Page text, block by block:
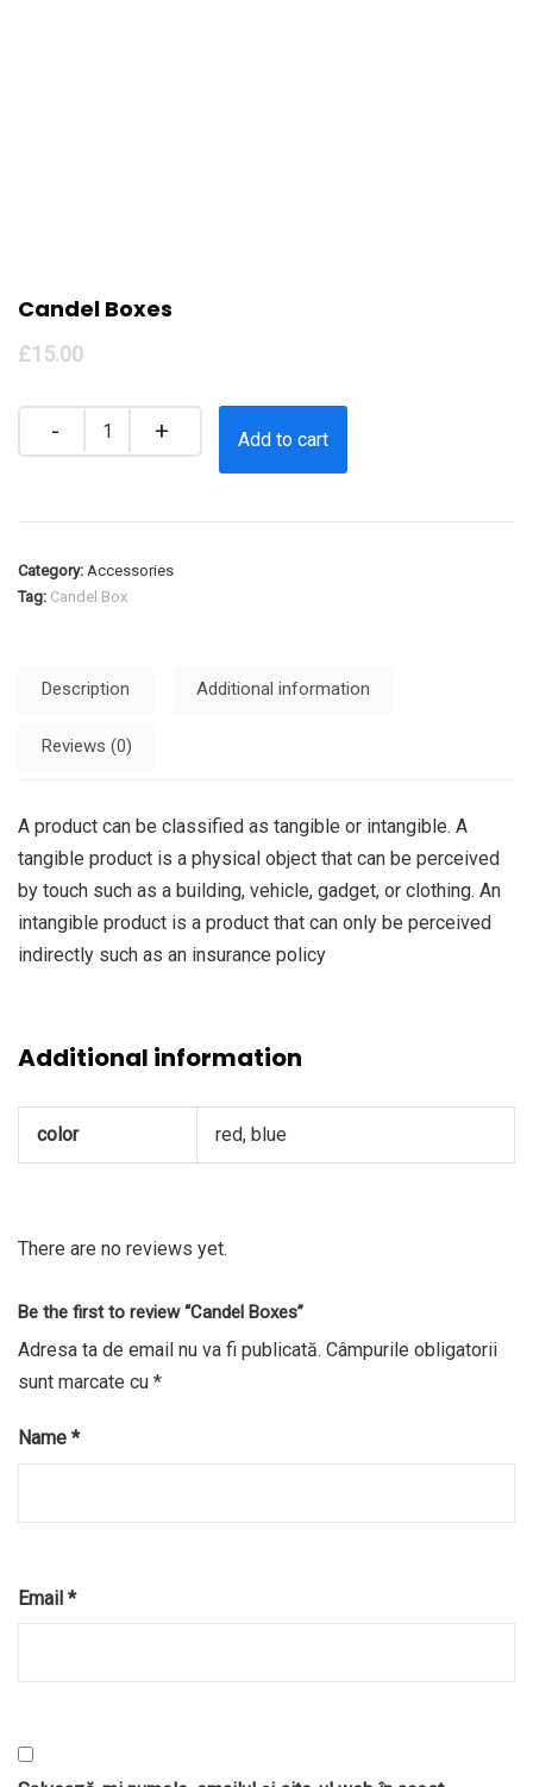
Candel Boxes
£15.00
Add to cart
Category: Accessories
Tag: Candel Box
Description Additional information
Reviews (0)
A product can be classified as tangible or intangible. A
tangible product is a physical object that can be perceived
by touch such as a building, vehicle, gadget, or clothing. An
intangible product is a product that can only be perceived
indirectly such as an insurance policy
Additional information
color red, blue
There are no reviews yet.
Be the first to review “Candel Boxes”
Adresa ta de email nu va fi publicată. Câmpurile obligatorii
sunt marcate cu *
Name *
Email *